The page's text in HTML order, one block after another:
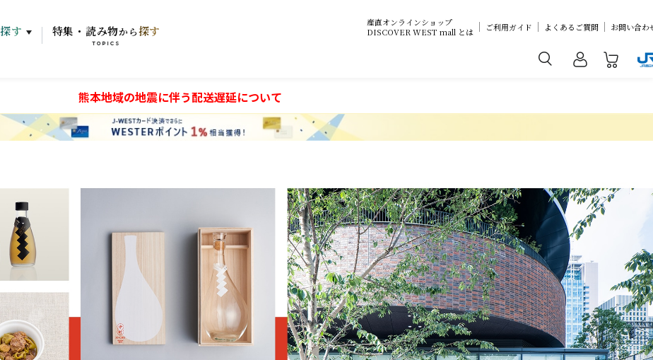
探す 特集・読み物から 探す
TOPICS
産直オンラインショップ
DISCOVER WEST mall とは
ご利用ガイド よくあるご質問 お問い合わ
熊本地域の地震に伴う配送遅延について